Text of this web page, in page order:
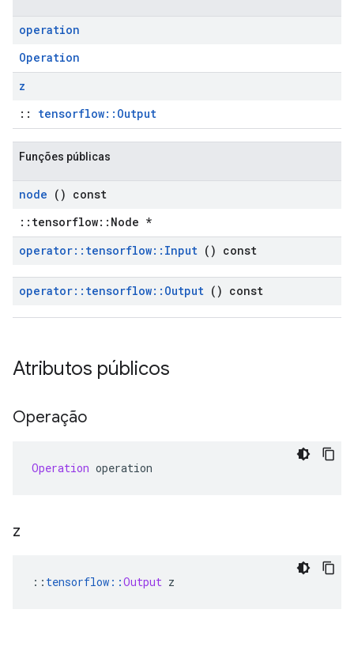
operation
Operation
z
:: tensorflow::Output
Funções públicas
node () const
::tensorflow::Node *
operator:: tensorflow:: Input () const
operator:: tensorflow:: Output () const
Atributos públicos
Operação
Operation operation
z
:: tensorflow ::Output z